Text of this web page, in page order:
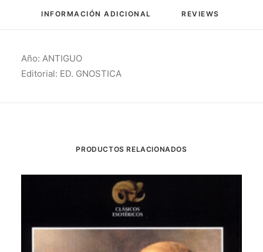
INFORMACIÓN ADICIONAL REVIEWS
Año: ANTIGUO
Editorial: ED. GNOSTICA
PRODUCTOS RELACIONADOS